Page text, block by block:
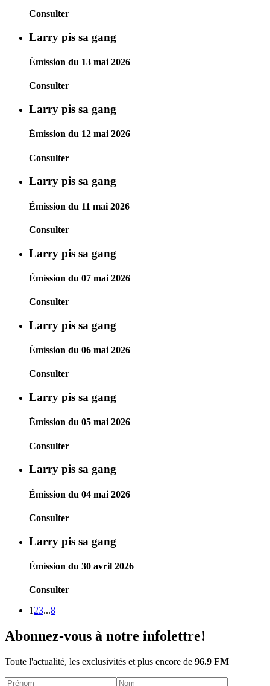
Consulter
Larry pis sa gang
Émission du 13 mai 2026
Consulter
Larry pis sa gang
Émission du 12 mai 2026
Consulter
Larry pis sa gang
Émission du 11 mai 2026
Consulter
Larry pis sa gang
Émission du 07 mai 2026
Consulter
Larry pis sa gang
Émission du 06 mai 2026
Consulter
Larry pis sa gang
Émission du 05 mai 2026
Consulter
Larry pis sa gang
Émission du 04 mai 2026
Consulter
Larry pis sa gang
Émission du 30 avril 2026
Consulter
1 23...8
Abonnez-vous à notre infolettre!
Toute l'actualité, les exclusivités et plus encore de 96.9 FM